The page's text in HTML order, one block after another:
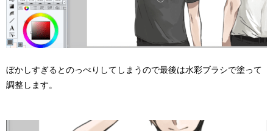
ぼかしすぎるとのっぺりしてしまうので最後は水彩ブラシで塗って
調整します。